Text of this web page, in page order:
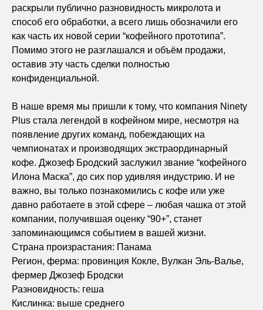
раскрыли публично разновидность микролота и
способ его обработки, а всего лишь обозначили его
как часть их новой серии “кофейного прототипа”.
Помимо этого не разглашался и объём продажи,
оставив эту часть сделки полностью
конфиденциальной.
В наше время мы пришли к тому, что компания Ninety
Plus стала легендой в кофейном мире, несмотря на
появление других команд, побеждающих на
чемпионатах и производящих экстраординарный
кофе. Джозеф Бродский заслужил звание “кофейного
Илона Маска”, до сих пор удивляя индустрию. И не
важно, вы только познакомились с кофе или уже
давно работаете в этой сфере – любая чашка от этой
компании, получившая оценку “90+”, станет
запоминающимся событием в вашей жизни.
Страна произрастания: Панама
Регион, ферма: провинция Кокле, Вулкан Эль-Валье,
фермер Джозеф Бродски
Разновидность: геша
Кислинка: выше среднего